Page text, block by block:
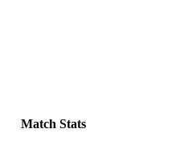
Match Stats